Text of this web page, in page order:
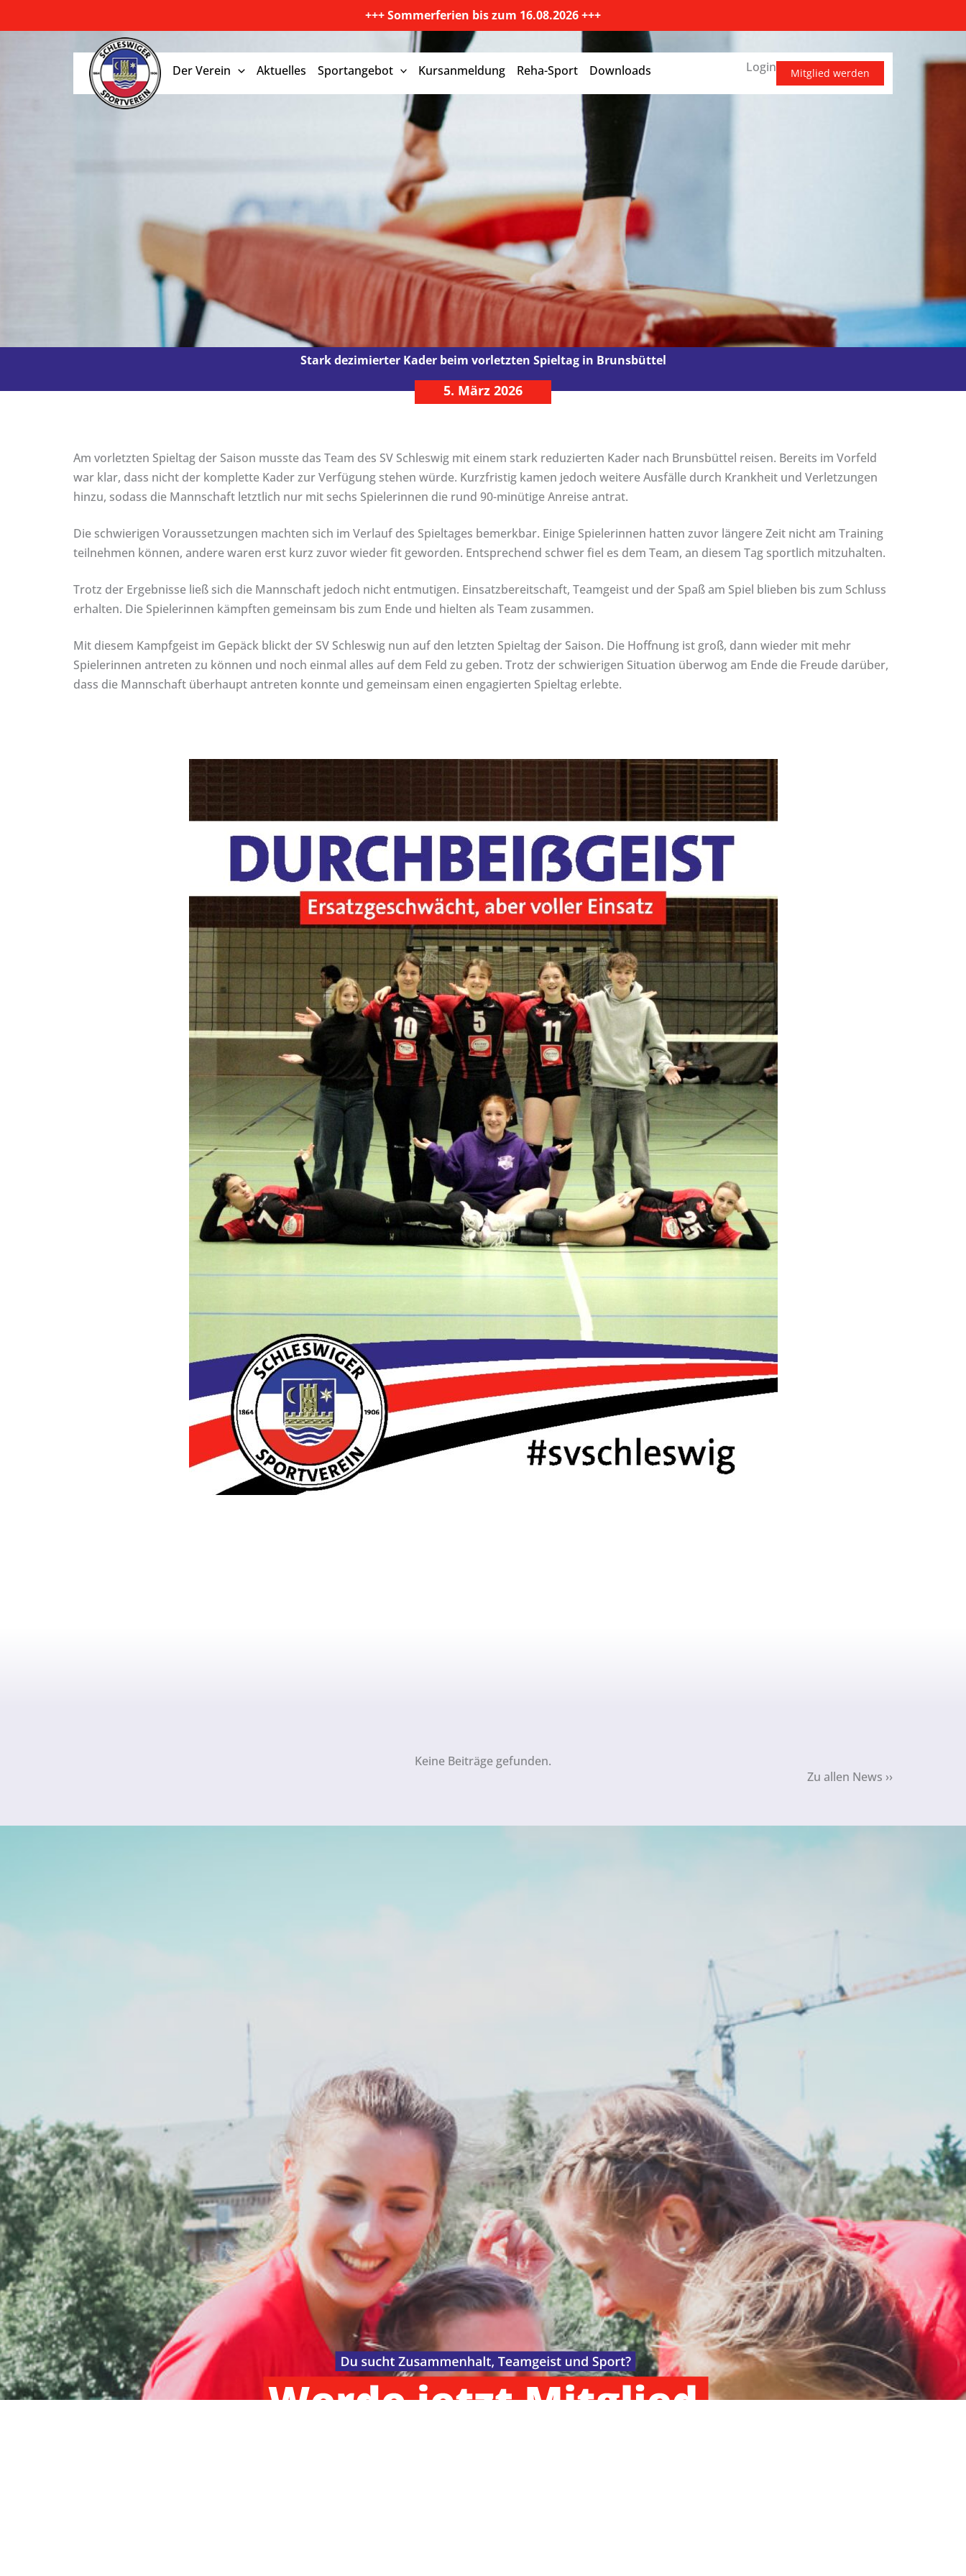
+++ Sommerferien bis zum 16.08.2026 +++
Der Verein Aktuelles Sportangebot Kursanmeldung Reha-Sport Downloads Mitglied werden
Login
Stark dezimierter Kader beim vorletzten Spieltag in Brunsbüttel
5. März 2026
Am vorletzten Spieltag der Saison musste das Team des SV Schleswig mit einem stark reduzierten Kader nach Brunsbüttel reisen. Bereits im Vorfeld
war klar, dass nicht der komplette Kader zur Verfügung stehen würde. Kurzfristig kamen jedoch weitere Ausfälle durch Krankheit und Verletzungen
hinzu, sodass die Mannschaft letztlich nur mit sechs Spielerinnen die rund 90-minütige Anreise antrat.
Die schwierigen Voraussetzungen machten sich im Verlauf des Spieltages bemerkbar. Einige Spielerinnen hatten zuvor längere Zeit nicht am Training
teilnehmen können, andere waren erst kurz zuvor wieder fit geworden. Entsprechend schwer fiel es dem Team, an diesem Tag sportlich mitzuhalten.
Trotz der Ergebnisse ließ sich die Mannschaft jedoch nicht entmutigen. Einsatzbereitschaft, Teamgeist und der Spaß am Spiel blieben bis zum Schluss
erhalten. Die Spielerinnen kämpften gemeinsam bis zum Ende und hielten als Team zusammen.
Mit diesem Kampfgeist im Gepäck blickt der SV Schleswig nun auf den letzten Spieltag der Saison. Die Hoffnung ist groß, dann wieder mit mehr
Spielerinnen antreten zu können und noch einmal alles auf dem Feld zu geben. Trotz der schwierigen Situation überwog am Ende die Freude darüber,
dass die Mannschaft überhaupt antreten konnte und gemeinsam einen engagierten Spieltag erlebte.
Keine Beiträge gefunden.
Zu allen News ››